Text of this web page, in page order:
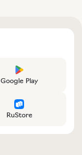
Google Play
RuStore